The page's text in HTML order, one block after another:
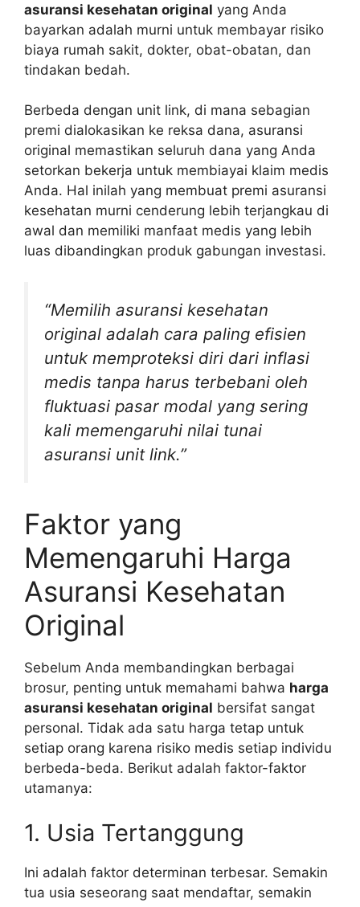
asuransi kesehatan original yang Anda
bayarkan adalah murni untuk membayar risiko
biaya rumah sakit, dokter, obat-obatan, dan
tindakan bedah.
Berbeda dengan unit link, di mana sebagian
premi dialokasikan ke reksa dana, asuransi
original memastikan seluruh dana yang Anda
setorkan bekerja untuk membiayai klaim medis
Anda. Hal inilah yang membuat premi asuransi
kesehatan murni cenderung lebih terjangkau di
awal dan memiliki manfaat medis yang lebih
luas dibandingkan produk gabungan investasi.
“Memilih asuransi kesehatan
original adalah cara paling efisien
untuk memproteksi diri dari inflasi
medis tanpa harus terbebani oleh
fluktuasi pasar modal yang sering
kali memengaruhi nilai tunai
asuransi unit link.”
Faktor yang
Memengaruhi Harga
Asuransi Kesehatan
Original
Sebelum Anda membandingkan berbagai
brosur, penting untuk memahami bahwa harga
asuransi kesehatan original bersifat sangat
personal. Tidak ada satu harga tetap untuk
setiap orang karena risiko medis setiap individu
berbeda-beda. Berikut adalah faktor-faktor
utamanya:
1. Usia Tertanggung
Ini adalah faktor determinan terbesar. Semakin
tua usia seseorang saat mendaftar, semakin